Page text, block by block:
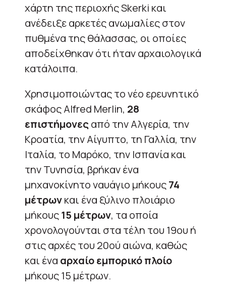
χάρτη της περιοχής Skerki και
ανέδειξε αρκετές ανωμαλίες στον
πυθμένα της θάλασσας, οι οποίες
αποδείχθηκαν ότι ήταν αρχαιολογικά
κατάλοιπα.
Χρησιμοποιώντας το νέο ερευνητικό
σκάφος Alfred Merlin, 28
επιστήμονεςαπό την Αλγερία, την
Κροατία, την Αίγυπτο, τη Γαλλία, την
Ιταλία, το Μαρόκο, την Ισπανία και
την Τυνησία, βρήκαν ένα
μηχανοκίνητο ναυάγιο μήκους74
μέτρωνκαι ένα ξύλινο πλοιάριο
μήκους15 μέτρων, τα οποία
χρονολογούνται στα τέλη του 19ου ή
στις αρχές του 20ού αιώνα, καθώς
και ένα αρχαίο εμπορικό πλοίο
μήκους 15 μέτρων.